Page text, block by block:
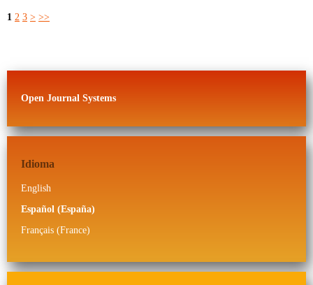
1 2 3 > >>
Open Journal Systems
Idioma
English
Español (España)
Français (France)